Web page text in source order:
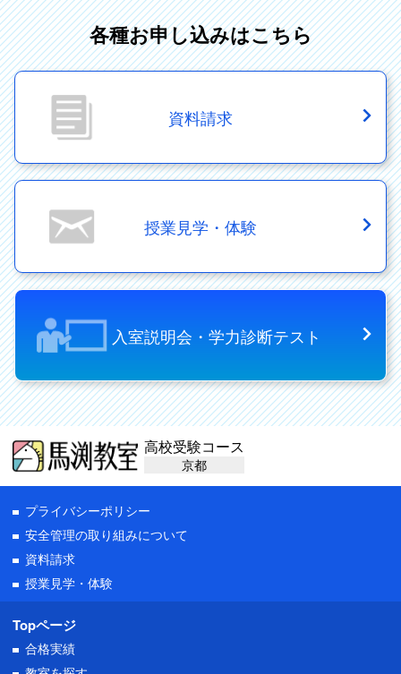
各種お申し込みはこちら
資料請求
授業見学・体験
入室説明会・学力診断テスト
高校受験コース
京都
プライバシーポリシー
安全管理の取り組みについて
資料請求
授業見学・体験
Topページ
合格実績